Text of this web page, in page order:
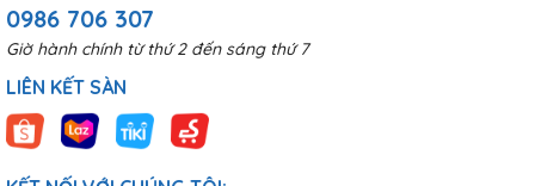
0986 706 307
Giờ hành chính từ thứ 2 đến sáng thứ 7
LIÊN KẾT SÀN